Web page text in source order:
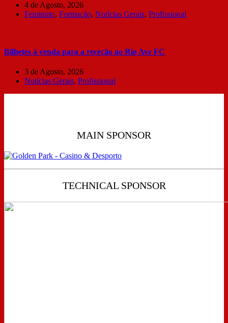
4 de Agosto, 2026
Feminino, Formação, Notícias Gerais, Profissional
Bilhetes à venda para a receção ao Rio Ave FC
3 de Agosto, 2026
Notícias Gerais, Profissional
MAIN SPONSOR
TECHNICAL SPONSOR